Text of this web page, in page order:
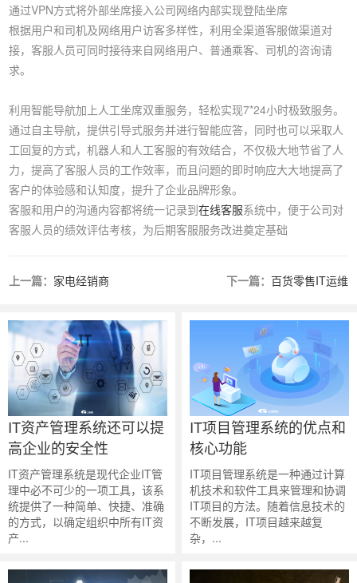
通过VPN方式将外部坐席接入公司网络内部实现登陆坐席
根据用户和司机及网络用户访客多样性，利用全渠道客服做渠道对
接，客服人员可同时接待来自网络用户、普通乘客、司机的咨询请
求。
利用智能导航加上人工坐席双重服务，轻松实现7*24小时极致服务。
通过自主导航，提供引导式服务并进行智能应答，同时也可以采取人
工回复的方式，机器人和人工客服的有效结合，不仅极大地节省了人
力，提高了客服人员的工作效率，而且问题的即时响应大大地提高了
客户的体验感和认知度，提升了企业品牌形象。
客服和用户的沟通内容都将统一记录到在线客服系统中，便于公司对
客服人员的绩效评估考核，为后期客服服务改进奠定基础
上一篇： 家电经销商 下一篇： 百货零售IT运维
IT资产管理系统还可以提
高企业的安全性
IT资产管理系统是现代企业IT管
理中必不可少的一项工具，该系
统提供了一种简单、快捷、准确
的方式，以确定组织中所有IT资
产...
IT项目管理系统的优点和
核心功能
IT项目管理系统​是一种通过计算
机技术和软件工具来管理和协调
IT项目的方法。随着信息技术的
不断发展，IT项目越来越复
杂，...